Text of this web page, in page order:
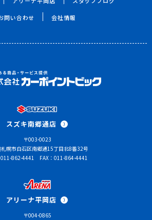
問い合わせ 会社情報
スズキ南郷通店
〒003-0023
幌市白石区南郷通15丁目北8番32号
862-4441 FAX：011-864-4441
アリーナ平岡店
〒004-0865